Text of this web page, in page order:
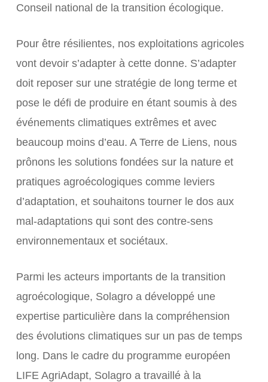
Conseil national de la transition écologique.
Pour être résilientes, nos exploitations agricoles
vont devoir s’adapter à cette donne. S’adapter
doit reposer sur une stratégie de long terme et
pose le défi de produire en étant soumis à des
événements climatiques extrêmes et avec
beaucoup moins d’eau. A Terre de Liens, nous
prônons les solutions fondées sur la nature et
pratiques agroécologiques comme leviers
d’adaptation, et souhaitons tourner le dos aux
mal-adaptations qui sont des contre-sens
environnementaux et sociétaux.
Parmi les acteurs importants de la transition
agroécologique, Solagro a développé une
expertise particulière dans la compréhension
des évolutions climatiques sur un pas de temps
long. Dans le cadre du programme européen
LIFE AgriAdapt, Solagro a travaillé à la